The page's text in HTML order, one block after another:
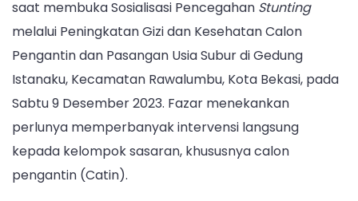
pada
Desember
2023.
(IRFAN
saat membuka Sosialisasi Pencegahan Stunting
melalui Peningkatan Gizi dan Kesehatan Calon
Pengantin dan Pasangan Usia Subur di Gedung
Istanaku, Kecamatan Rawalumbu, Kota Bekasi, pada
Sabtu 9 Desember 2023. Fazar menekankan
perlunya memperbanyak intervensi langsung
kepada kelompok sasaran, khususnya calon
pengantin (Catin).